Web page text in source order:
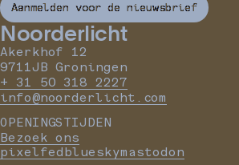
Aanmelden voor de nieuwsbrief
Noorderlicht
Akerkhof 12
9711JB Groningen
+ 31 50 318 2227
info@noorderlicht.com
OPENINGSTIJDEN
Bezoek ons
pixelfedblueskymastodon